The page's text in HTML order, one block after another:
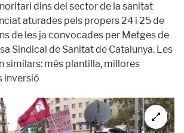
dins del sector de la sanitat
aturades pels propers 24 i 25 de
de les ja convocades per Metges de
Sindical de Sanitat de Catalunya. Les
similars: més plantilla, millores
inversió